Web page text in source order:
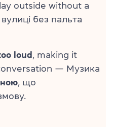
outside without a
без пальта
loud
, making it
— Музика
, що